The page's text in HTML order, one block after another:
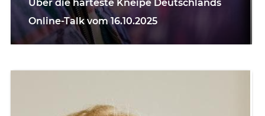
Über die härteste Kneipe Deutschlands
Online-Talk vom 16.10.2025